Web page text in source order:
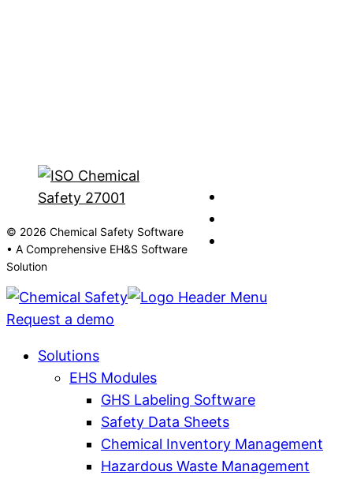
© 2026 Chemical Safety Software
• A Comprehensive EH&S Software
Solution
Request a demo
Solutions
EHS Modules
GHS Labeling Software
Safety Data Sheets
Chemical Inventory Management
Hazardous Waste Management